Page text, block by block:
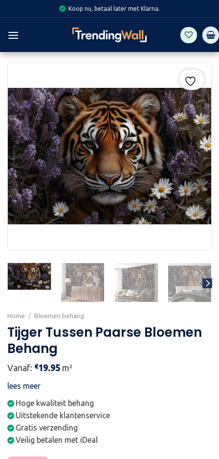
to
content
Koop nu, betaal later met Klarna.
Home / Bloemen behang
Tijger Tussen Paarse Bloemen
Behang
Vanaf: €19.95 m²
lees meer
Hoge kwaliteit behang
Uitstekende klantenservice
Gratis verzending
Veilig betalen met iDeal